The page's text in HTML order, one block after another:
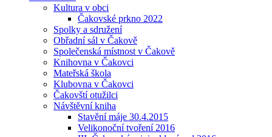
Kultura v obci
Čakovské prkno 2022
Spolky a sdružení
Obřadní sál v Čakově
Společenská místnost v Čakově
Knihovna v Čakovci
Mateřská škola
Klubovna v Čakovci
Čakovští otužilci
Návštěvní kniha
Stavění máje 30.4.2015
Velikonoční tvoření 2016